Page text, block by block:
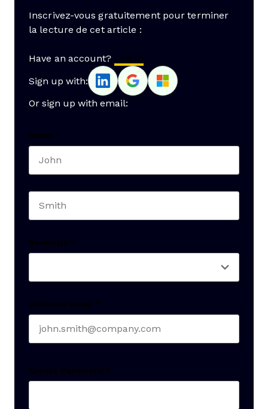
Inscrivez-vous gratuitement pour terminer
la lecture de cet article :
Have an account? Log In
Sign up with:
Or sign up with email:
Name *
Seniority *
Business email *
Create Password *